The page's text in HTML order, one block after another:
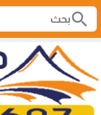
search